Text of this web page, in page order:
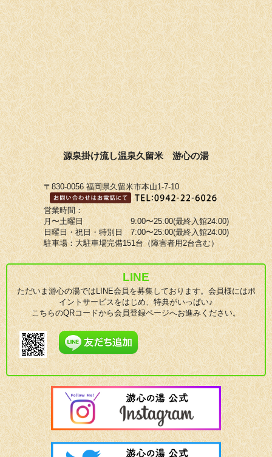
源泉掛け流し温泉久留米 游心の湯
〒830-0056 福岡県久留米市本山1-7-10
営業時間：
月〜土曜日 9:00〜25:00(最終入館24:00)
日曜日・祝日・特別日 7:00〜25:00(最終入館24:00)
駐車場：大駐車場完備151台（障害者用2台含む）
LINE
ただいま游心の湯ではLINE会員を募集しております。会員様にはポ
イントサービスをはじめ、特典がいっぱい♪
こちらのQRコードから会員登録ページへお進みください。